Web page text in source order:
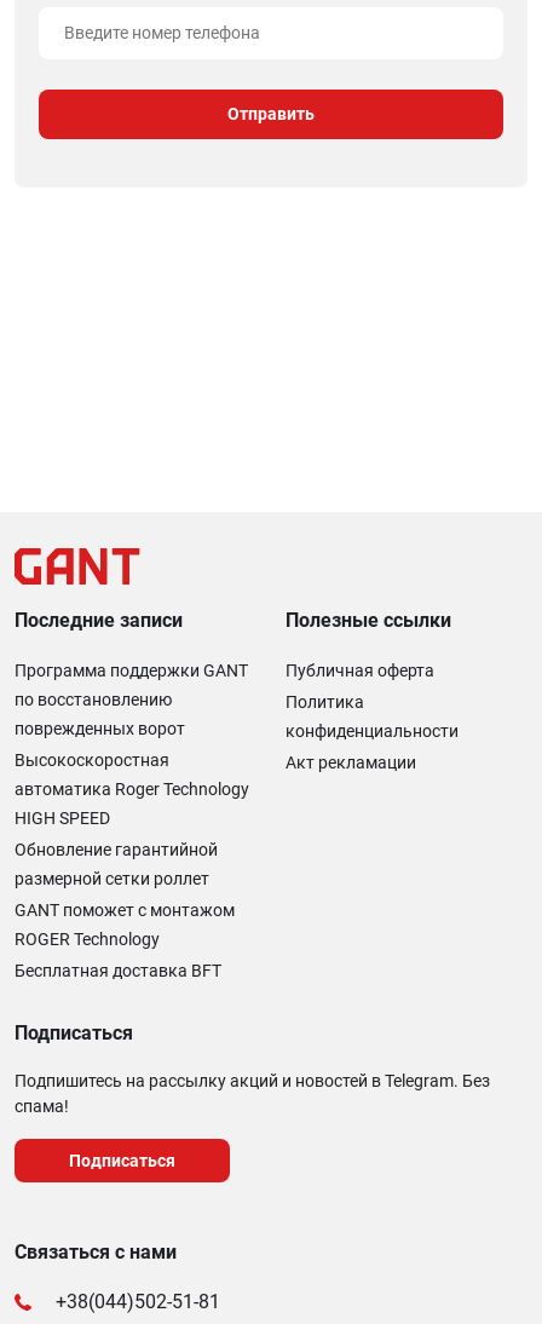
Последние записи
Программа поддержки GANT
по восстановлению
поврежденных ворот
Высокоскоростная
автоматика Roger Technology
HIGH SPEED
Обновление гарантийной
размерной сетки роллет
GANT поможет с монтажом
ROGER Technology
Бесплатная доставка BFT
Полезные ссылки
Публичная оферта
Политика
конфиденциальности
Акт рекламации
Подписаться
Подпишитесь на рассылку акций и новостей в Telegram. Без
спама!
Подписаться
Связаться с нами
+38(044)502-51-81